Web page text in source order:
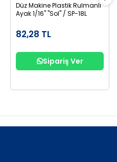
Düz Makine Plastik Rulmanlı
Ayak 1/16" "Sol" / SP-18L
82,28 TL
Sipariş Ver